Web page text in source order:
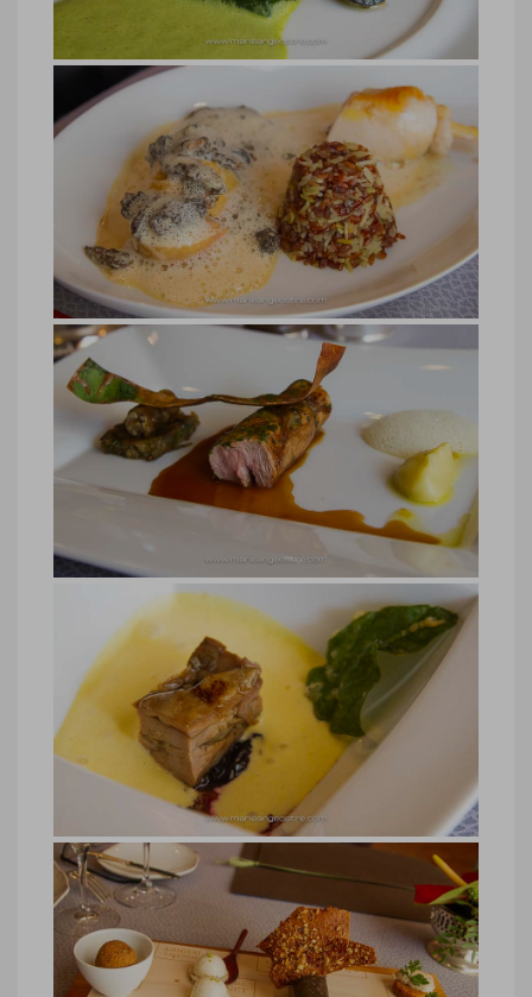
Jura, vin d’Arbois, restaurant Jean-
Paul Jeunet
Jura, vin d’Arbois, restaurant Jean-Paul
Jeunet © Marie-Ange Ostré
Jura, restaurant chef Jean-Paul
Jeunet
Jura, restaurant chef Jean-Paul Jeunet
© Marie-Ange Ostré
Poulet de Bresse au vin jaune et
morilles
Poularde de Bresse au vin jaune et
morilles, Jean-Paul Jeunet © Marie-
Jura, restaurant chef Jean-Paul
Jeunet
Jura, restaurant chef Jean-Paul Jeunet
© Marie-Ange Ostré
Jura, restaurant chef Jean-Paul
Jeunet